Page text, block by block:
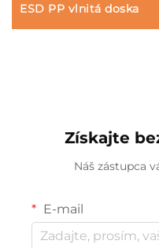
ESD PP vlnitá doska
Získajte
Náš zástupca
E-mail